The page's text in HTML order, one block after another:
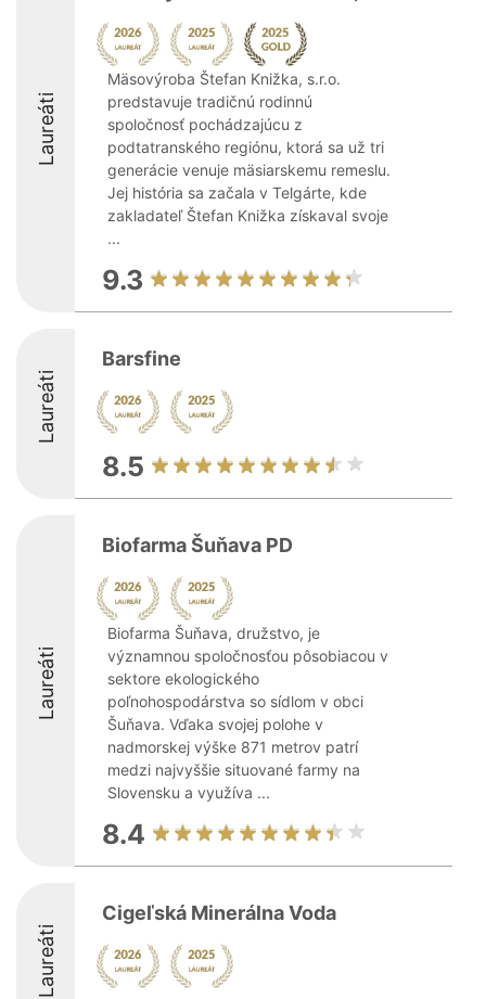
Laureáti
Mäsovýroba Štefan Knižka, s.r.o.
predstavuje tradičnú rodinnú
spoločnosť pochádzajúcu z
podtatranského regiónu, ktorá sa už tri
generácie venuje mäsiarskemu remeslu.
Jej história sa začala v Telgárte, kde
zakladateľ Štefan Knižka získaval svoje
...
9.3
Laureáti
Barsfine
8.5
Laureáti
Biofarma Šuňava PD
Biofarma Šuňava, družstvo, je
významnou spoločnosťou pôsobiacou v
sektore ekologického
poľnohospodárstva so sídlom v obci
Šuňava. Vďaka svojej polohe v
nadmorskej výške 871 metrov patrí
medzi najvyššie situované farmy na
Slovensku a využíva ...
8.4
Laureáti
Cigeľská Minerálna Voda